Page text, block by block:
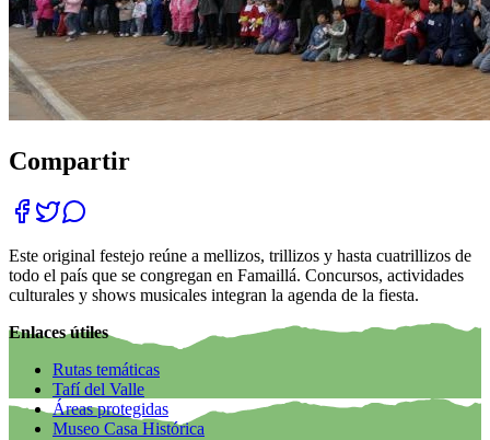
Compartir
Este original festejo reúne a mellizos, trillizos y hasta cuatrillizos de
todo el país que se congregan en Famaillá. Concursos, actividades
culturales y shows musicales integran la agenda de la fiesta.
Enlaces útiles
Rutas temáticas
Tafí del Valle
Áreas protegidas
Museo Casa Histórica